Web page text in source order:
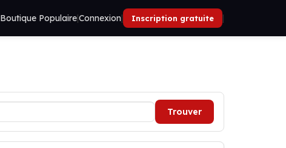
Boutique Populaire|Connexion| Inscription gratuite |
Trouver